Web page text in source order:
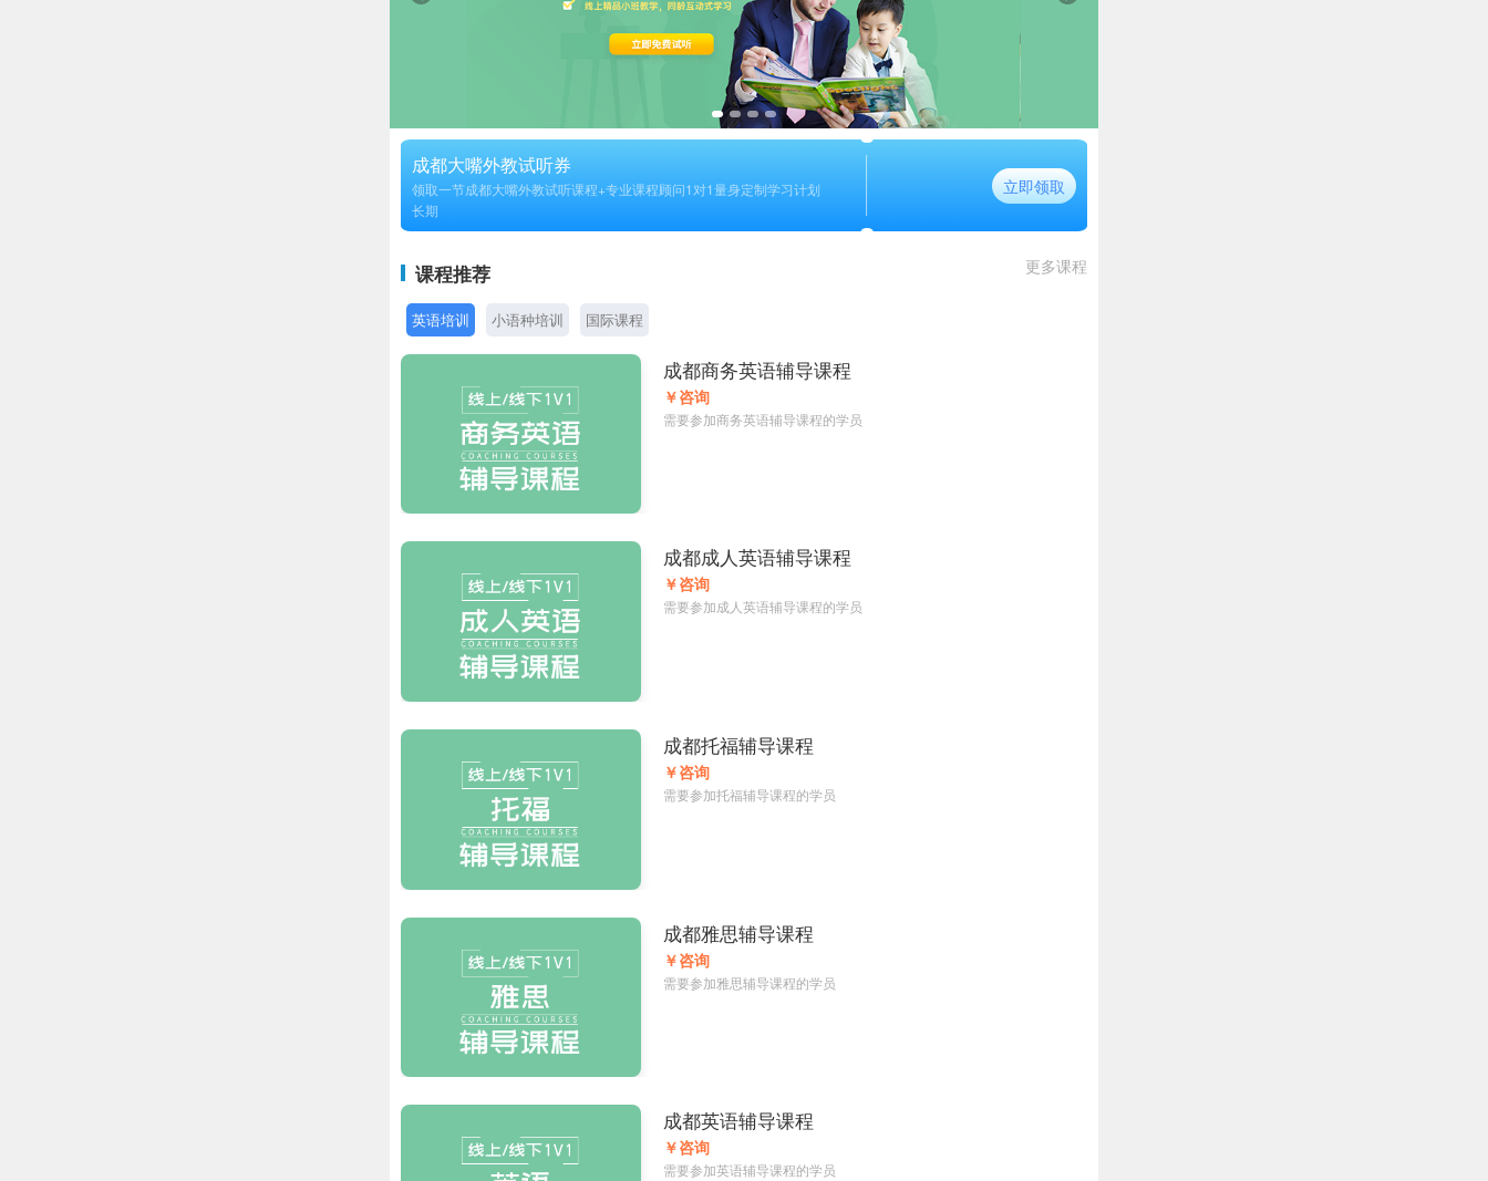
成都大嘴外教试听券
领取一节成都大嘴外教试听课程+专业课程顾问1对1量身定制学习计划
长期
立即领取
课程推荐 更多课程
英语培训 小语种培训 国际课程
成都商务英语辅导课程
￥咨询
需要参加商务英语辅导课程的学员
成都成人英语辅导课程
￥咨询
需要参加成人英语辅导课程的学员
成都托福辅导课程
￥咨询
需要参加托福辅导课程的学员
成都雅思辅导课程
￥咨询
需要参加雅思辅导课程的学员
成都英语辅导课程
￥咨询
需要参加英语辅导课程的学员